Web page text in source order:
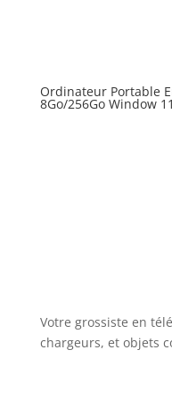
Ordinateur Portable
8Go/256Go Window
Votre grossiste en
chargeurs, et objets